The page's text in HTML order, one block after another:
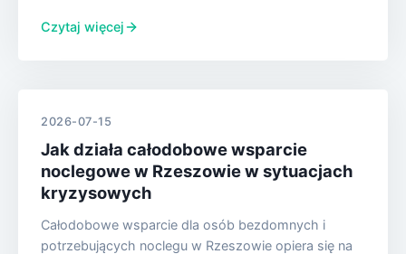
Czytaj więcej
2026-07-15
Jak działa całodobowe wsparcie
noclegowe w Rzeszowie w sytuacjach
kryzysowych
Całodobowe wsparcie dla osób bezdomnych i
potrzebujących noclegu w Rzeszowie opiera się na